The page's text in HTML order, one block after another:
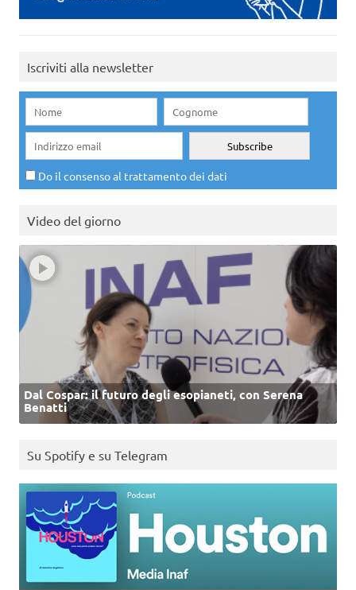
Iscriviti alla newsletter
Do il consenso al trattamento dei dati
Video del giorno
Dal Cospar: il futuro degli esopianeti, con Serena
Benatti
Su Spotify e su Telegram